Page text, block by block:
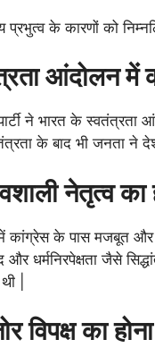
प्रभुत्व के कारणों को
आंदोलन में
ने भारत के स्वतंत्रता
के बाद भी जनता ने देश
नेतृत्व का
कांग्रेस के पास मजबूत और
और धर्मनिरपेक्षता जैसे
|
विपक्ष का होना